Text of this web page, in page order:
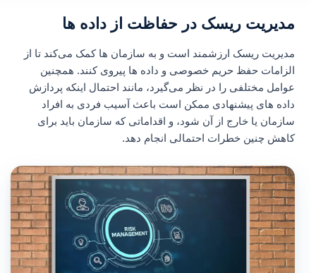
مدیریت ریسک در حفاظت از داده ها
مدیریت ریسک ارزشمند است و به سازمان‌ ها کمک می‌کند تا از
الزامات حفظ حریم خصوصی و داده‌ ها پیروی کنند. همچنین
عوامل مختلفی را در نظر می‌گیرد، مانند احتمال اینکه پردازش
داده‌ های پیشنهادی ممکن است باعث آسیب فردی به افراد
سازمان یا خارج از آن شود، و اقداماتی که سازمان باید برای
کاهش چنین خطرات احتمالی انجام دهد.